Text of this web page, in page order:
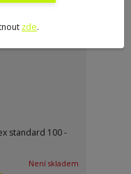
standard 100 -
Není skladem
zde.